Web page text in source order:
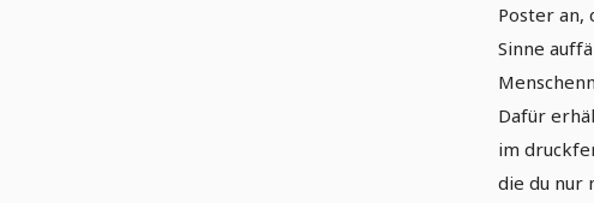
Poster an,
Sinne
Dafür
im
die du nur